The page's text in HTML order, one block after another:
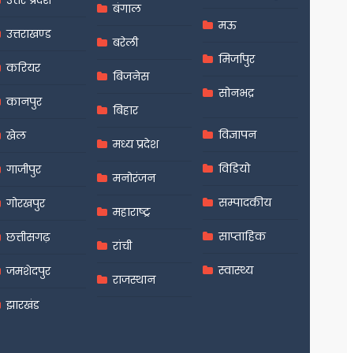
उत्तराखण्ड
करियर
कानपुर
खेल
गाजीपुर
गोरखपुर
छत्तीसगढ़
जमशेदपुर
झारखंड
बंगाल
बरेली
बिजनेस
बिहार
मध्य प्रदेश
मनोरंजन
महाराष्ट्र
रांची
राजस्थान
मऊ
मिर्जापुर
सोनभद्र
विज्ञापन
विडियो
सम्पादकीय
साप्ताहिक
स्वास्थ्य